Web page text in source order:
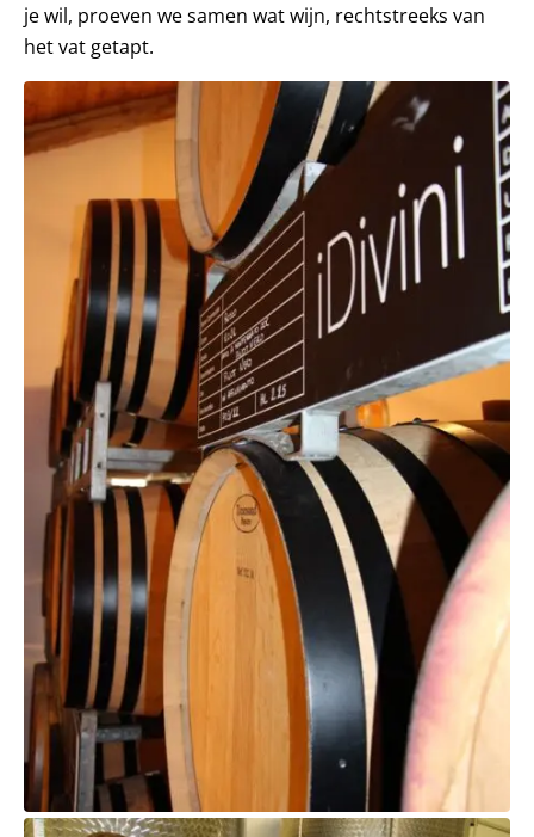
je wil, proeven we samen wat wijn, rechtstreeks van
het vat getapt.